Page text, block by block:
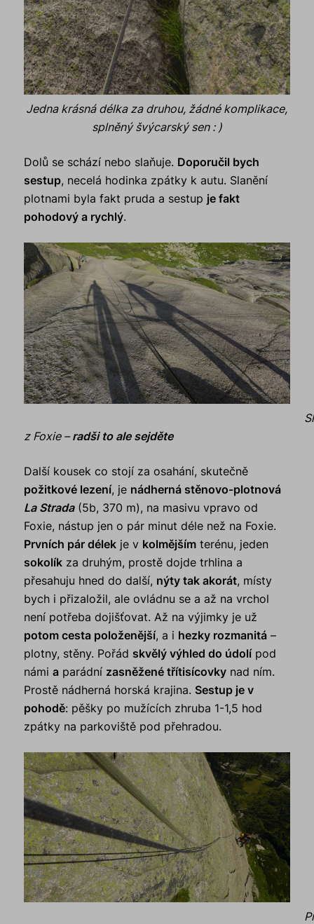
Jedna krásná délka za druhou, žádné komplikace,
splněný švýcarský sen : )
Dolů se schází nebo slaňuje. Doporučil bych
sestup, necelá hodinka zpátky k autu. Slanění
plotnami byla fakt pruda a sestup je fakt
pohodový a rychlý.
z Foxie –radši to ale sejděte
Další kousek co stojí za osahání, skutečně
požitkové lezení, je nádherná stěnovo-plotnová
La Strada(5b, 370 m), na masivu vpravo od
Foxie, nástup jen o pár minut déle než na Foxie.
Prvních pár délek je v kolmějším terénu, jeden
sokolík za druhým, prostě dojde trhlina a
přesahuju hned do další, nýty tak akorát, místy
bych i přizaložil, ale ovládnu se a až na vrchol
není potřeba dojišťovat. Až na výjimky je už
potom cesta položenější, a i hezky rozmanitá –
plotny, stěny. Pořád skvělý výhled do údolípod
námia parádní zasněžené třítisícovky nad ním.
Prostě nádherná horská krajina. Sestup je v
pohodě: pěšky po mužících zhruba 1-1,5 hod
zpátky na parkoviště pod přehradou.